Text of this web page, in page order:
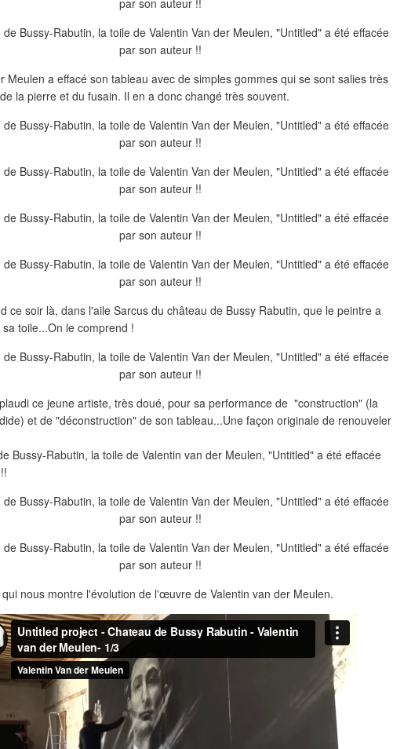
Meulen a effacé son tableau avec de simples gommes qui se sont salies très
la pierre et du fusain. Il en a donc changé très souvent.
ce soir là, dans l'aile Sarcus du château de Bussy Rabutin, que le peintre a
toile...On le comprend !
ce jeune artiste, très doué, pour sa performance de "construction" (la
et de "déconstruction" de son tableau...Une façon originale de renouveler
nous montre l'évolution de l'œuvre de Valentin van der Meulen.